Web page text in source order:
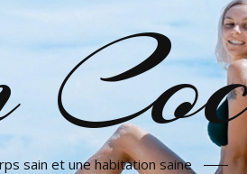
sain et une habitation saine